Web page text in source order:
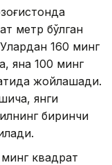
метр бўлган
160 минг
яна 100 минг
жойлашади.
янги
биринчи
квадрат